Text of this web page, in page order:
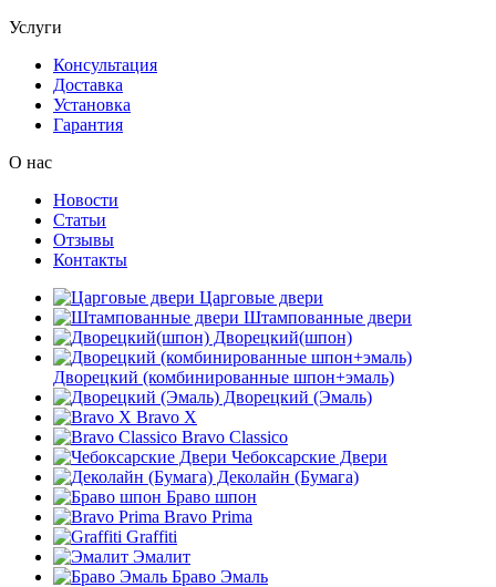
Услуги
Консультация
Доставка
Установка
Гарантия
О нас
Новости
Статьи
Отзывы
Контакты
Царговые двери
Штампованные двери
Дворецкий(шпон)
Дворецкий (комбинированные шпон+эмаль)
Дворецкий (Эмаль)
Bravo X
Bravo Classico
Чебоксарские Двери
Деколайн (Бумага)
Браво шпон
Bravo Prima
Graffiti
Эмалит
Браво Эмаль